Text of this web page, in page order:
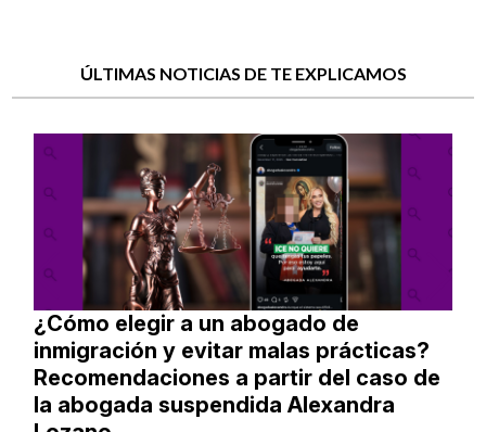
ÚLTIMAS NOTICIAS DE TE EXPLICAMOS
¿Cómo elegir a un abogado de
inmigración y evitar malas prácticas?
Recomendaciones a partir del caso de
la abogada suspendida Alexandra